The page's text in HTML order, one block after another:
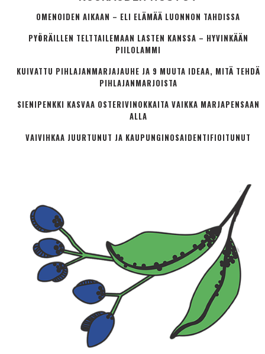
OMENOIDEN AIKAAN – ELI ELÄMÄÄ LUONNON TAHDISSA
PYÖRÄILLEN TELTTAILEMAAN LASTEN KANSSA – HYVINKÄÄN
PIILOLAMMI
KUIVATTU PIHLAJANMARJAJAUHE JA 9 MUUTA IDEAA, MITÄ TEHDÄ
PIHLAJANMARJOISTA
SIENIPENKKI KASVAA OSTERIVINOKKAITA VAIKKA MARJAPENSAAN
ALLA
VAIVIHKAA JUURTUNUT JA KAUPUNGINOSA­IDENTIFIOITUNUT